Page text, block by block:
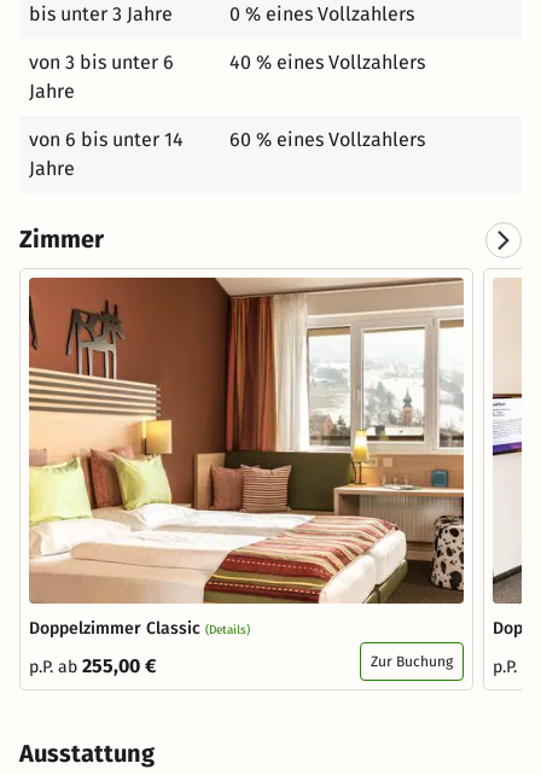
bis unter 3 Jahre 0 % eines Vollzahlers
von 3 bis unter 6
Jahre
40 % eines Vollzahlers
von 6 bis unter 14
Jahre
60 % eines Vollzahlers
Zimmer
Doppelzimmer Classic (Details)
p.P. ab 255,00 € Zur Buchung
p.P.
Ausstattung